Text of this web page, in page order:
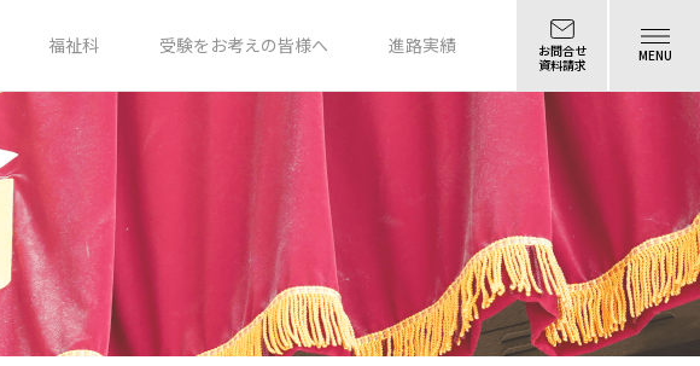
福祉科 受験をお考えの皆様へ 進路実績
お問合せ
資料請求
MENU